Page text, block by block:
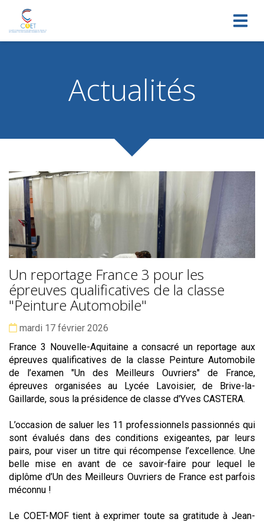
Actualités
Un reportage France 3 pour les
épreuves qualificatives de la classe
"Peinture Automobile"
Date :
mardi 17 février 2026
France 3 Nouvelle-Aquitaine a consacré un reportage aux
épreuves qualificatives de la classe Peinture Automobile
de l’examen "Un des Meilleurs Ouvriers" de France,
épreuves organisées au Lycée Lavoisier, de Brive-la-
Gaillarde, sous la présidence de classe d'Yves CASTERA.
L’occasion de saluer les 11 professionnels passionnés qui
sont évalués dans des conditions exigeantes, par leurs
pairs, pour viser un titre qui récompense l’excellence. Une
belle mise en avant de ce savoir-faire pour lequel le
diplôme d’Un des Meilleurs Ouvriers de France est parfois
méconnu !
Le COET-MOF tient à exprimer toute sa gratitude à Jean-